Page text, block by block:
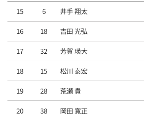
15 6 井手 翔太
16 18 吉田 光弘
17 32 芳賀 瑛大
18 15 松川 泰宏
19 28 荒瀬 貴
20 38 岡田 寛正